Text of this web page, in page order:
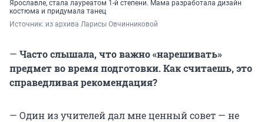
Ярославле, стала лауреатом 1-й степени. Мама разработала дизайн
костюма и придумала танец
Источник: из архива Ларисы Овчинниковой
— Часто слышала, что важно «нарешивать»
предмет во время подготовки. Как считаешь, это
справедливая рекомендация?
— Один из учителей дал мне ценный совет — не